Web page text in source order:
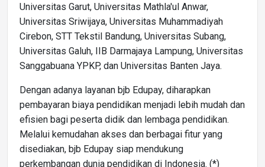
Universitas Garut, Universitas Mathla'ul Anwar,
Universitas Sriwijaya, Universitas Muhammadiyah
Cirebon, STT Tekstil Bandung, Universitas Subang,
Universitas Galuh, IIB Darmajaya Lampung, Universitas
Sanggabuana YPKP, dan Universitas Banten Jaya.
Dengan adanya layanan bjb Edupay, diharapkan
pembayaran biaya pendidikan menjadi lebih mudah dan
efisien bagi peserta didik dan lembaga pendidikan.
Melalui kemudahan akses dan berbagai fitur yang
disediakan, bjb Edupay siap mendukung
perkembangan dunia pendidikan di Indonesia. (*)